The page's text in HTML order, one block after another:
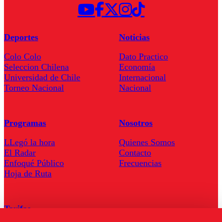
Deportes
Colo Colo
Seleccion Chilena
Universidad de Chile
Torneo Nacional
Noticias
Dato Practico
Economía
Internacional
Nacional
Programas
LLegó la hora
El Radar
Enfoqué Público
Hoja de Ruta
Nosotros
Quienes Somos
Contacto
Frecuencias
Tarifas